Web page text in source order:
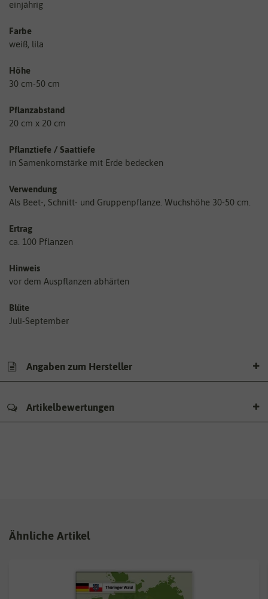
einjährig
Farbe
weiß, lila
Höhe
30 cm-50 cm
Pflanzabstand
20 cm x 20 cm
Pflanztiefe / Saattiefe
in Samenkornstärke mit Erde bedecken
Verwendung
Als Beet-, Schnitt- und Gruppenpflanze. Wuchshöhe 30-50 cm.
Ertrag
ca. 100 Pflanzen
Hinweis
vor dem Auspflanzen abhärten
Blüte
Juli-September
Angaben zum Hersteller
Artikelbewertungen
Ähnliche Artikel